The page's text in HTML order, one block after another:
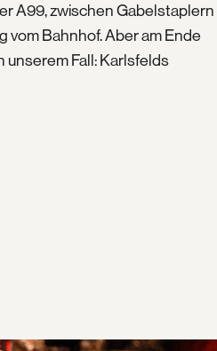
A99, zwischen Gabelstaplern
vom Bahnhof. Aber am Ende
unserem Fall: Karlsfelds